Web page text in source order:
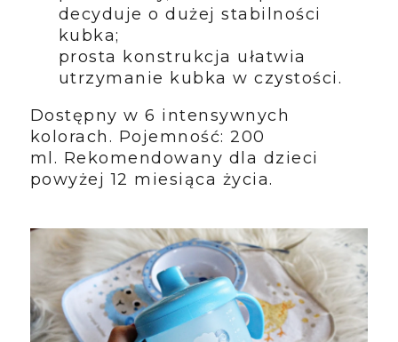
decyduje o dużej stabilności
kubka;
prosta konstrukcja ułatwia
utrzymanie kubka w czystości.
Dostępny w 6 intensywnych
kolorach. Pojemność: 200
ml. Rekomendowany dla dzieci
powyżej 12 miesiąca życia.